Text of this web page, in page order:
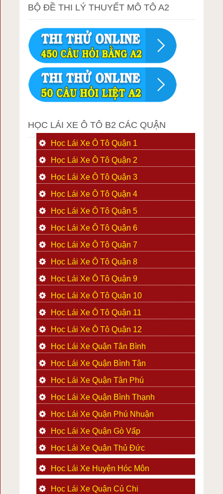
BỘ ĐỀ THI LÝ THUYẾT MÔ TÔ A2
HỌC LÁI XE Ô TÔ B2 CÁC QUẬN
Học Lái Xe Ô Tô Quận 1
Học Lái Xe Ô Tô Quận 2
Học Lái Xe Ô Tô Quận 3
Học Lái Xe Ô Tô Quận 4
Học Lái Xe Ô Tô Quận 5
Học Lái Xe Ô Tô Quận 6
Học Lái Xe Ô Tô Quận 7
Học Lái Xe Ô Tô Quận 8
Học Lái Xe Ô Tô Quận 9
Học Lái Xe Ô Tô Quận 10
Học Lái Xe Ô Tô Quận 11
Học Lái Xe Ô Tô Quận 12
Học Lái Xe Quận Tân Bình
Học Lái Xe Quận Bình Tân
Học Lái Xe Quận Tân Phú
Học Lái Xe Quận Bình Thạnh
Học Lái Xe Quận Phú Nhuận
Học Lái Xe Quận Gò Vấp
Học Lái Xe Quận Thủ Đức
Học Lái Xe Huyện Hóc Môn
Học Lái Xe Quận Củ Chi